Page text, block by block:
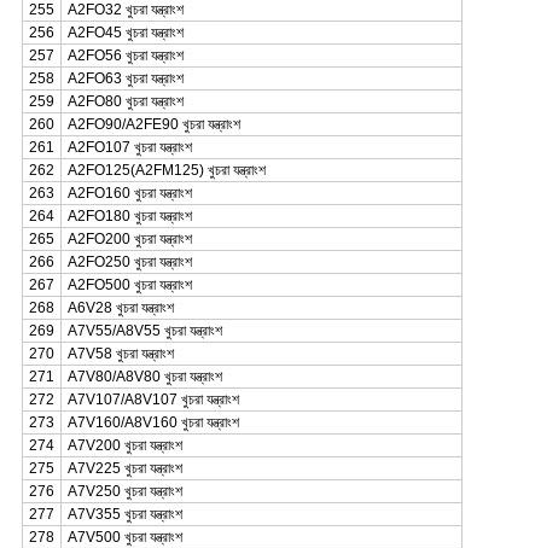
255
A2FO32 খুচরা যন্ত্রাংশ
256
A2FO45 খুচরা যন্ত্রাংশ
257
A2FO56 খুচরা যন্ত্রাংশ
258
A2FO63 খুচরা যন্ত্রাংশ
259
A2FO80 খুচরা যন্ত্রাংশ
260
A2FO90/A2FE90 খুচরা যন্ত্রাংশ
261
A2FO107 খুচরা যন্ত্রাংশ
262
A2FO125(A2FM125) খুচরা যন্ত্রাংশ
263
A2FO160 খুচরা যন্ত্রাংশ
264
A2FO180 খুচরা যন্ত্রাংশ
265
A2FO200 খুচরা যন্ত্রাংশ
266
A2FO250 খুচরা যন্ত্রাংশ
267
A2FO500 খুচরা যন্ত্রাংশ
268
A6V28 খুচরা যন্ত্রাংশ
269
A7V55/A8V55 খুচরা যন্ত্রাংশ
270
A7V58 খুচরা যন্ত্রাংশ
271
A7V80/A8V80 খুচরা যন্ত্রাংশ
272
A7V107/A8V107 খুচরা যন্ত্রাংশ
273
A7V160/A8V160 খুচরা যন্ত্রাংশ
274
A7V200 খুচরা যন্ত্রাংশ
275
A7V225 খুচরা যন্ত্রাংশ
276
A7V250 খুচরা যন্ত্রাংশ
277
A7V355 খুচরা যন্ত্রাংশ
278
A7V500 খুচরা যন্ত্রাংশ